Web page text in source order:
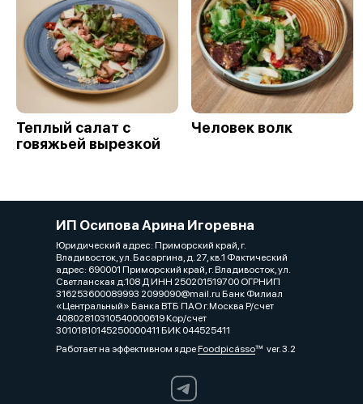
Теплый салат с
говяжьей вырезкой
Человек волк
ИП Осипова Арина Игоревна
Юридический адрес: Приморский край, г.
Владивосток, ул. Басаргина, д. 27, кв.1 Фактический
адрес: 690001 Приморский край, г. Владивосток, ул.
Светланская д.108 Д ИНН 250201519700 ОГРНИП
316253600089993 2099090@mail.ru Банк Филиал
«Центральный» Банка ВТБ ПАО г.Москва Р/счет
40802810310540000619 Кор/счет
30101810145250000411 БИК 044525411
Работает на эффективном ядреFoodpicássover. 3.2